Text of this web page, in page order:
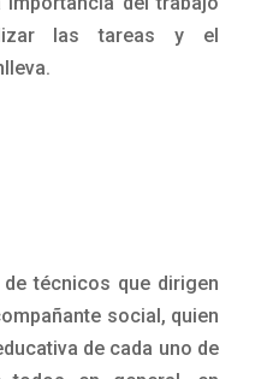
las tareas y el
técnicos que dirigen
social, quien
de cada uno de